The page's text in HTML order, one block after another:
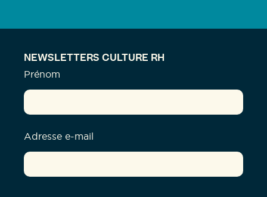
NEWSLETTERS CULTURE RH
Prénom
Adresse e-mail